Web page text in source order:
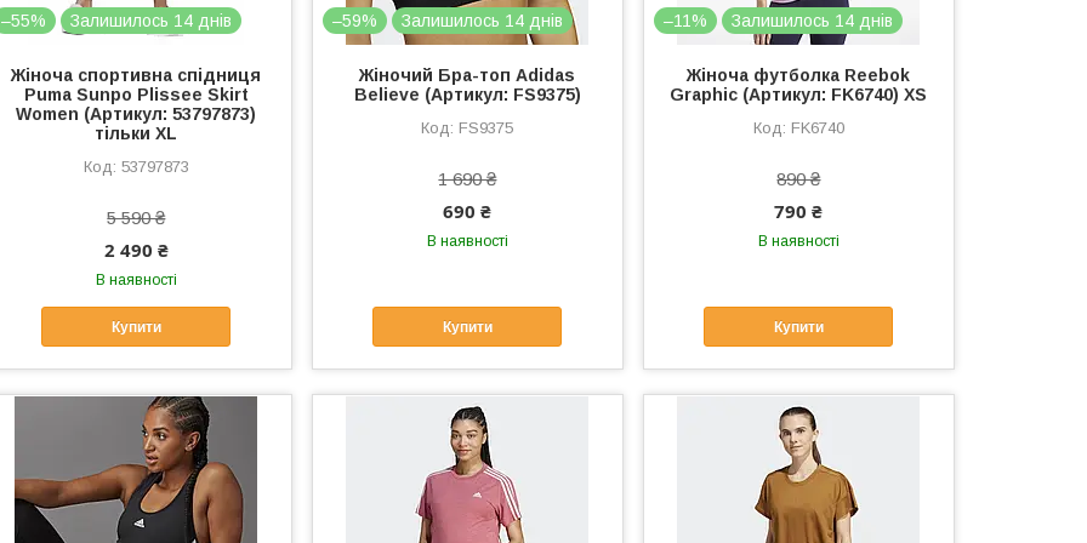
–55% Залишилось 14 днів
Жіноча спортивна спідниця
Puma Sunpo Plissee Skirt
Women (Артикул: 53797873)
тільки XL
53797873
5 590 ₴
2 490 ₴
В наявності
Купити
–59% Залишилось 14 днів
Жіночий Бра-топ Adidas
Believe (Артикул: FS9375)
FS9375
1 690 ₴
690 ₴
В наявності
Купити
–11% Залишилось 14 днів
Жіноча футболка Reebok
Graphic (Артикул: FK6740) XS
FK6740
890 ₴
790 ₴
В наявності
Купити